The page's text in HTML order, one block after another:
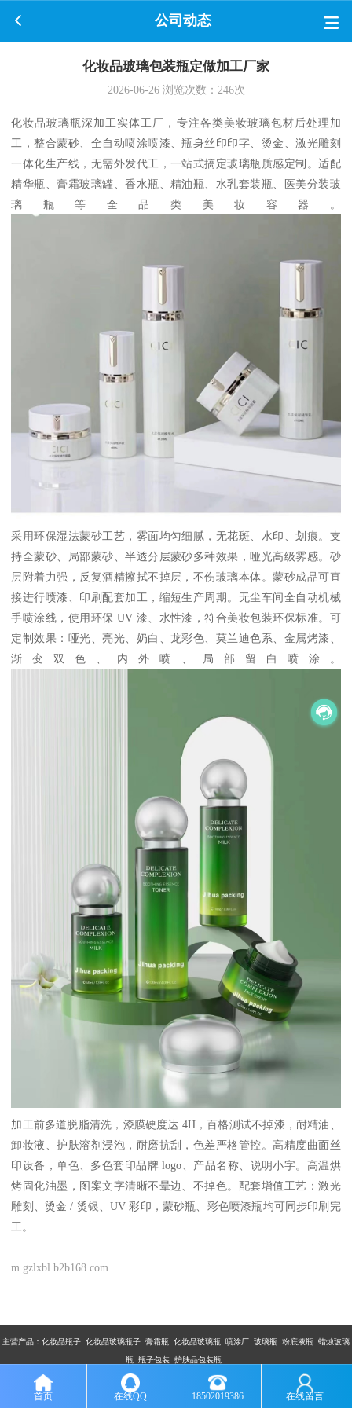
公司动态
化妆品玻璃包装瓶定做加工厂家
2026-06-26浏览次数： 246次
化妆品玻璃瓶深加工实体工厂，专注各类美妆玻璃包材后处理加
工，整合蒙砂、全自动喷涂喷漆、瓶身丝印印字、烫金、激光雕刻
一体化生产线，无需外发代工，一站式搞定玻璃瓶质感定制。适配
精华瓶、膏霜玻璃罐、香水瓶、精油瓶、水乳套装瓶、医美分装玻
璃瓶等全品类美妆容器。
采用环保湿法蒙砂工艺，雾面均匀细腻，无花斑、水印、划痕。支
持全蒙砂、局部蒙砂、半透分层蒙砂多种效果，哑光高级雾感。砂
层附着力强，反复酒精擦拭不掉层，不伤玻璃本体。蒙砂成品可直
接进行喷漆、印刷配套加工，缩短生产周期。无尘车间全自动机械
手喷涂线，使用环保 UV 漆、水性漆，符合美妆包装环保标准。可
定制效果：哑光、亮光、奶白、龙彩色、莫兰迪色系、金属烤漆、
渐变双色、内外喷、局部留白喷涂。
加工前多道脱脂清洗，漆膜硬度达 4H，百格测试不掉漆，耐精油、
卸妆液、护肤溶剂浸泡，耐磨抗刮，色差严格管控。高精度曲面丝
印设备，单色、多色套印品牌 logo、产品名称、说明小字。高温烘
烤固化油墨，图案文字清晰不晕边、不掉色。配套增值工艺：激光
雕刻、烫金 / 烫银、UV 彩印，蒙砂瓶、彩色喷漆瓶均可同步印刷完
工。
m.gzlxbl.b2b168.com
主营产品： 化妆品瓶子 化妆品玻璃瓶子 膏霜瓶 化妆品玻璃瓶 喷涂厂 玻璃瓶 粉底液瓶 蜡烛玻璃
瓶 瓶子包装 护肤品包装瓶
版权所有：广州市乐鑫玻璃制品有限公司
首页 在线QQ 18502019386 在线留言